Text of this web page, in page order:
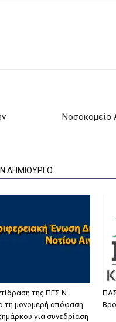
Νοσοκομείο
ΔΗΜΙΟΥΡΓΟ
της ΠΕΣ Ν.
τη μονομερή απόφαση
για συνεδρίαση